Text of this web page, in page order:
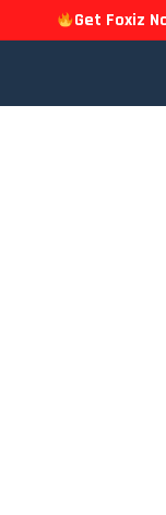
Get Foxiz